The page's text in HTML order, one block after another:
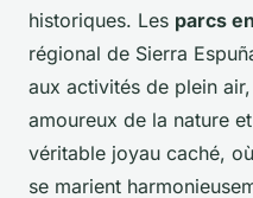
historiques. Les parcs
régional de Sierra
aux activités de plein
amoureux de la nature
véritable joyau caché,
se marient